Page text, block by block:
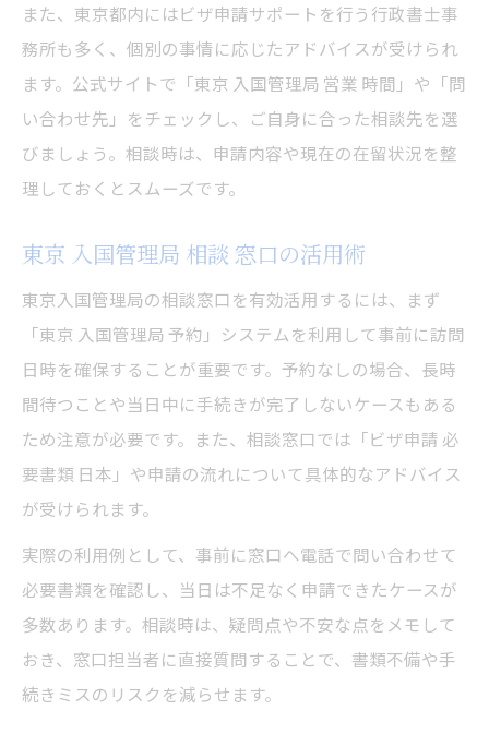
また、東京都内にはビザ申請サポートを行う行政書士事
務所も多く、個別の事情に応じたアドバイスが受けられ
ます。公式サイトで「東京 入国管理局 営業 時間」や「問
い合わせ先」をチェックし、ご自身に合った相談先を選
びましょう。相談時は、申請内容や現在の在留状況を整
理しておくとスムーズです。
東京 入国管理局 相談 窓口の活用術
東京入国管理局の相談窓口を有効活用するには、まず
「東京 入国管理局 予約」システムを利用して事前に訪問
日時を確保することが重要です。予約なしの場合、長時
間待つことや当日中に手続きが完了しないケースもある
ため注意が必要です。また、相談窓口では「ビザ申請 必
要書類 日本」や申請の流れについて具体的なアドバイス
が受けられます。
実際の利用例として、事前に窓口へ電話で問い合わせて
必要書類を確認し、当日は不足なく申請できたケースが
多数あります。相談時は、疑問点や不安な点をメモして
おき、窓口担当者に直接質問することで、書類不備や手
続きミスのリスクを減らせます。